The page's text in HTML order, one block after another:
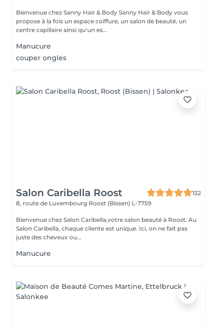
Bienvenue chez Sanny Hair & Body Sanny Hair & Body vous
propose à la fois un espace coiffure, un salon de beauté, un
centre capillaire ainsi qu'un es...
Manucure
couper ongles
Salon Caribella Roost
132
8, route de Luxembourg Roost (Bissen) L-7759
Bienvenue chez Salon Caribella,votre salon beauté à Roost. Au
Salon Caribella, chaque cliente est unique. Ici, on ne fait pas
juste des cheveux ou...
Manucure